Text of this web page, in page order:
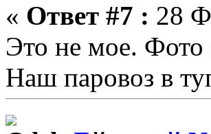
« Ответ #7 : 28
Это не мое. Фото
Наш паровоз в